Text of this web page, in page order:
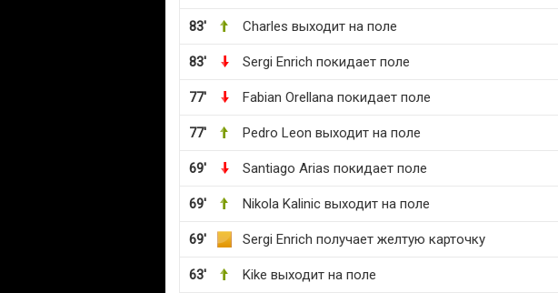
83' Charles выходит на поле
83' Sergi Enrich покидает поле
77' Fabian Orellana покидает поле
77' Pedro Leon выходит на поле
69' Santiago Arias покидает поле
69' Nikola Kalinic выходит на поле
69' Sergi Enrich получает желтую карточку
63' Kike выходит на поле